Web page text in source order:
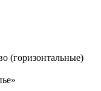
(горизонтальные)